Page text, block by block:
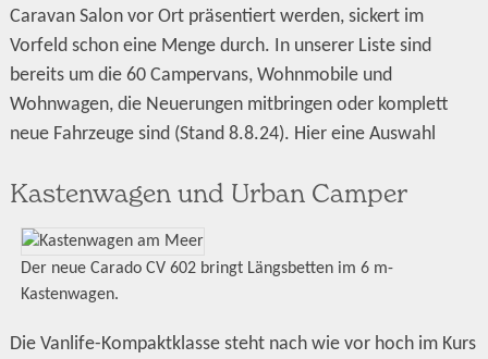
Caravan Salon vor Ort präsentiert werden, sickert im
Vorfeld schon eine Menge durch. In unserer Liste sind
bereits um die 60 Campervans, Wohnmobile und
Wohnwagen, die Neuerungen mitbringen oder komplett
neue Fahrzeuge sind (Stand 8.8.24). Hier eine Auswahl
Kastenwagen und Urban Camper
Der neue Carado CV 602 bringt Längsbetten im 6 m-
Kastenwagen.
Die Vanlife-Kompaktklasse steht nach wie vor hoch im Kurs